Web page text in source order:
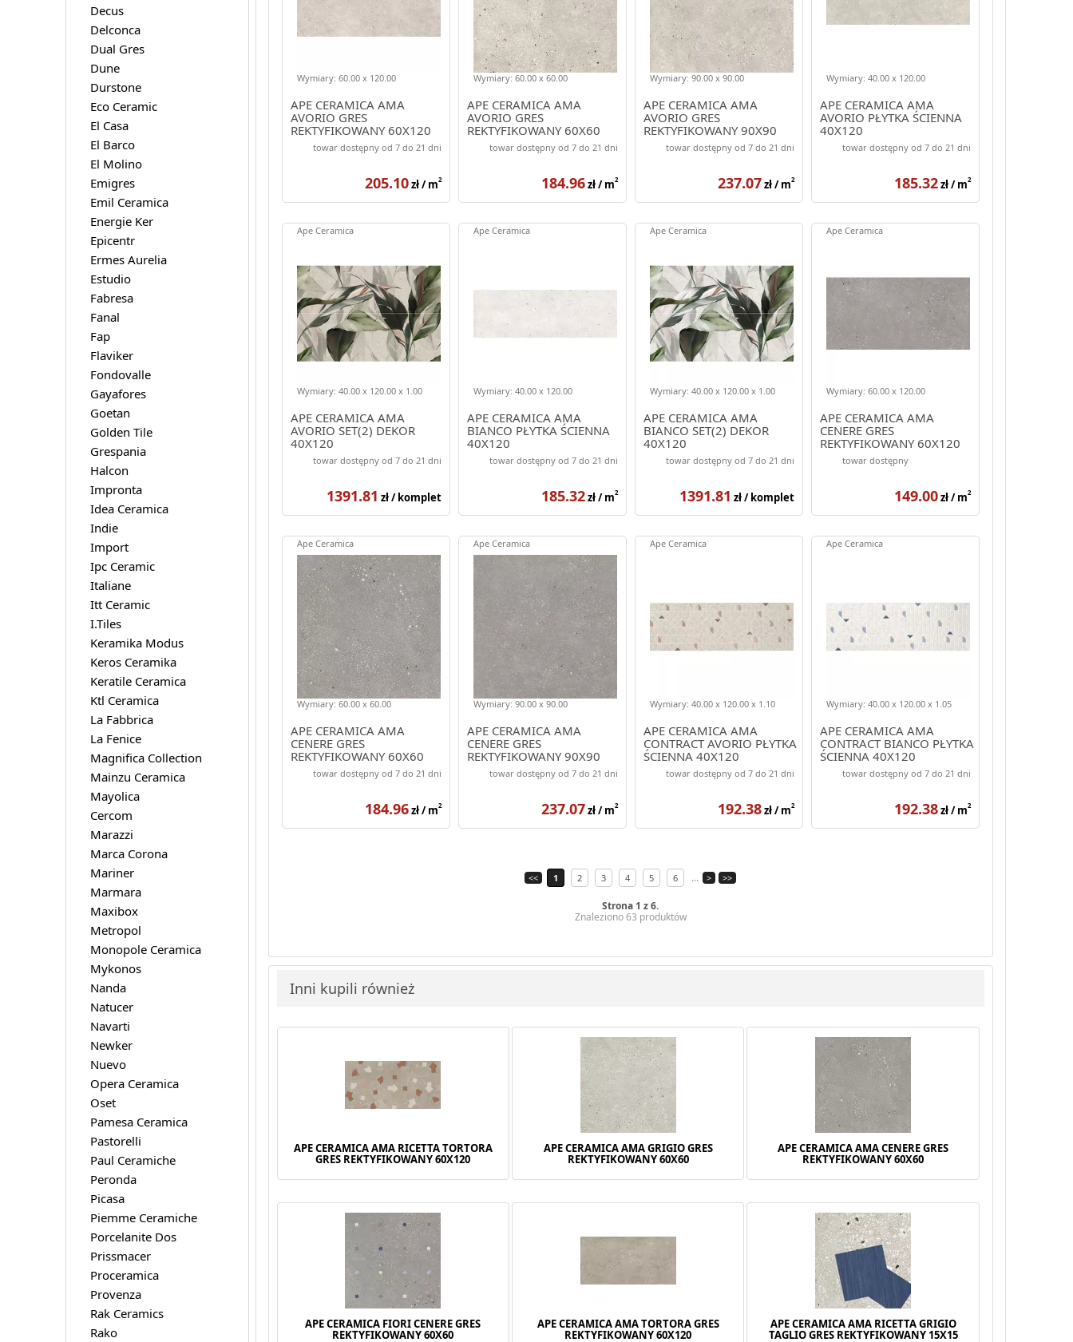
APE CERAMICA AMA
AVORIO GRES
REKTYFIKOWANY 60X120
Wymiary: 60.00 x 120.00
towar dostępny od 7 do 21 dni
205.10zł / m2
APE CERAMICA AMA
AVORIO GRES
REKTYFIKOWANY 60X60
Wymiary: 60.00 x 60.00
towar dostępny od 7 do 21 dni
184.96zł / m2
APE CERAMICA AMA
AVORIO GRES
REKTYFIKOWANY 90X90
Wymiary: 90.00 x 90.00
towar dostępny od 7 do 21 dni
237.07zł / m2
APE CERAMICA AMA
AVORIO PŁYTKA ŚCIENNA
40X120
Wymiary: 40.00 x 120.00
towar dostępny od 7 do 21 dni
185.32zł / m2
APE CERAMICA AMA
AVORIO SET(2) DEKOR
40X120
Wymiary: 40.00 x 120.00 x 1.00
Ape Ceramica
towar dostępny od 7 do 21 dni
1391.81 zł / komplet
APE CERAMICA AMA
BIANCO PŁYTKA ŚCIENNA
40X120
Wymiary: 40.00 x 120.00
Ape Ceramica
towar dostępny od 7 do 21 dni
185.32zł / m2
APE CERAMICA AMA
BIANCO SET(2) DEKOR
40X120
Wymiary: 40.00 x 120.00 x 1.00
Ape Ceramica
towar dostępny od 7 do 21 dni
1391.81 zł / komplet
APE CERAMICA AMA
CENERE GRES
REKTYFIKOWANY 60X120
Wymiary: 60.00 x 120.00
Ape Ceramica
towar dostępny
149.00zł / m2
APE CERAMICA AMA
CENERE GRES
REKTYFIKOWANY 60X60
Wymiary: 60.00 x 60.00
Ape Ceramica
towar dostępny od 7 do 21 dni
184.96zł / m2
APE CERAMICA AMA
CENERE GRES
REKTYFIKOWANY 90X90
Wymiary: 90.00 x 90.00
Ape Ceramica
towar dostępny od 7 do 21 dni
237.07zł / m2
APE CERAMICA AMA
CONTRACT AVORIO PŁYTKA
ŚCIENNA 40X120
Wymiary: 40.00 x 120.00 x 1.10
Ape Ceramica
towar dostępny od 7 do 21 dni
192.38zł / m2
APE CERAMICA AMA
CONTRACT BIANCO PŁYTKA
ŚCIENNA 40X120
Wymiary: 40.00 x 120.00 x 1.05
Ape Ceramica
towar dostępny od 7 do 21 dni
192.38zł / m2
<< 1 2 3 4 5 6 ... > >>
Strona 1 z 6.
Znaleziono 63 produktów
Inni kupili również
APE CERAMICA AMA RICETTA TORTORA
GRES REKTYFIKOWANY 60X120
APE CERAMICA AMA GRIGIO GRES
REKTYFIKOWANY 60X60
APE CERAMICA AMA CENERE GRES
REKTYFIKOWANY 60X60
APE CERAMICA FIORI CENERE GRES
REKTYFIKOWANY 60X60
APE CERAMICA AMA TORTORA GRES
REKTYFIKOWANY 60X120
APE CERAMICA AMA RICETTA GRIGIO
TAGLIO GRES REKTYFIKOWANY 15X15
Decus
Delconca
Dual Gres
Dune
Durstone
Eco Ceramic
El Casa
El Barco
El Molino
Emigres
Emil Ceramica
Energie Ker
Epicentr
Ermes Aurelia
Estudio
Fabresa
Fanal
Fap
Flaviker
Fondovalle
Gayafores
Goetan
Golden Tile
Grespania
Halcon
Impronta
Idea Ceramica
Indie
Import
Ipc Ceramic
Italiane
Itt Ceramic
I.Tiles
Keramika Modus
Keros Ceramika
Keratile Ceramica
Ktl Ceramica
La Fabbrica
La Fenice
Magnifica Collection
Mainzu Ceramica
Mayolica
Cercom
Marazzi
Marca Corona
Mariner
Marmara
Maxibox
Metropol
Monopole Ceramica
Mykonos
Nanda
Natucer
Navarti
Newker
Nuevo
Opera Ceramica
Oset
Pamesa Ceramica
Pastorelli
Paul Ceramiche
Peronda
Picasa
Piemme Ceramiche
Porcelanite Dos
Prissmacer
Proceramica
Provenza
Rak Ceramics
Rako